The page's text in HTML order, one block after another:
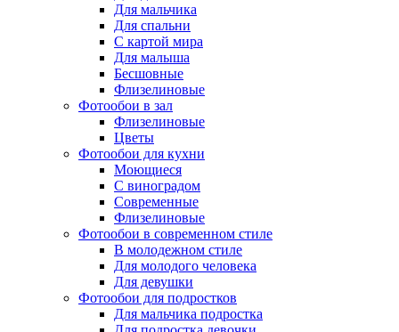
Для мальчика
Для спальни
С картой мира
Для малыша
Бесшовные
Флизелиновые
Фотообои в зал
Флизелиновые
Цветы
Фотообои для кухни
Моющиеся
С виноградом
Современные
Флизелиновые
Фотообои в современном стиле
В молодежном стиле
Для молодого человека
Для девушки
Фотообои для подростков
Для мальчика подростка